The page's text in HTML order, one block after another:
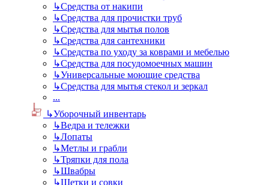
↳Средства от накипи
↳Средства для прочистки труб
↳Средства для мытья полов
↳Средства для сантехники
↳Средства по уходу за коврами и мебелью
↳Средства для посудомоечных машин
↳Универсальные моющие средства
↳Средства для мытья стекол и зеркал
...
↳Уборочный инвентарь
↳Ведра и тележки
↳Лопаты
↳Метлы и грабли
↳Тряпки для пола
↳Швабры
↳Щетки и совки